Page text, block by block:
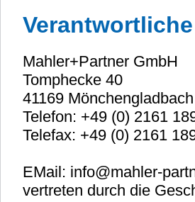
Mahler+Partner GmbH
Tomphecke 40
41169 Mönchengladbach
Telefon: +49 (0) 2161
Telefax: +49 (0) 2161
EMail: info@mahler-
vertreten durch die